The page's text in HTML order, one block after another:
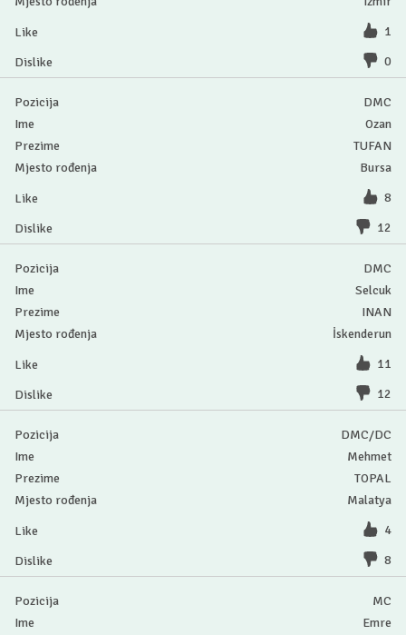
1
0
DMC
Ozan
TUFAN
Bursa
8
12
DMC
Selcuk
INAN
İskenderun
11
12
DMC/DC
Mehmet
TOPAL
Malatya
4
8
MC
Emre